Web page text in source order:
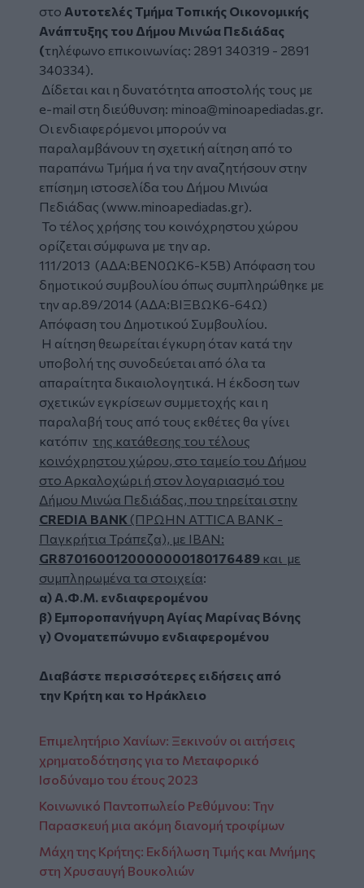
στο Αυτοτελές Τμήμα Τοπικής Οικονομικής
Ανάπτυξης του Δήμου Μινώα Πεδιάδας
(τηλέφωνο επικοινωνίας: 2891 340319 - 2891
340334).
Δίδεται και η δυνατότητα αποστολής τους με
e-mail στη διεύθυνση: minoa@minoapediadas.gr.
Οι ενδιαφερόμενοι μπορούν να
παραλαμβάνουν τη σχετική αίτηση από το
παραπάνω Τμήμα ή να την αναζητήσουν στην
επίσημη ιστοσελίδα του Δήμου Μινώα
Πεδιάδας (www.minoapediadas.gr).
Το τέλος χρήσης του κοινόχρηστου χώρου
ορίζεται σύμφωνα με την αρ.
111/2013 (ΑΔΑ:ΒΕΝ0ΩΚ6-Κ5Β) Απόφαση του
δημοτικού συμβουλίου όπως συμπληρώθηκε με
την αρ.89/2014 (ΑΔΑ:ΒΙΞΒΩΚ6-64Ω)
Απόφαση του Δημοτικού Συμβουλίου.
Η αίτηση θεωρείται έγκυρη όταν κατά την
υποβολή της συνοδεύεται από όλα τα
απαραίτητα δικαιολογητικά. Η έκδοση των
σχετικών εγκρίσεων συμμετοχής και η
παραλαβή τους από τους εκθέτες θα γίνει
κατόπιν της κατάθεσης του τέλους
κοινόχρηστου χώρου, στο ταμείο του Δήμου
στο Αρκαλοχώρι ή στον λογαριασμό του
Δήμου Μινώα Πεδιάδας, που τηρείται στην
CREDIA BANK (ΠΡΩΗΝ ATTICA BANK -
Παγκρήτια Τράπεζα), με IBAN:
GR8701600120000000180176489 και με
συμπληρωμένα τα στοιχεία:
α) Α.Φ.Μ. ενδιαφερομένου
β) Εμποροπανήγυρη Αγίας Μαρίνας Βόνης
γ) Ονοματεπώνυμο ενδιαφερομένου
Διαβάστε περισσότερες ειδήσεις από
την Κρήτη και το Ηράκλειο
Επιμελητήριο Χανίων: Ξεκινούν οι αιτήσεις
χρηματοδότησης για το Μεταφορικό
Ισοδύναμο του έτους 2023
Κοινωνικό Παντοπωλείο Ρεθύμνου: Την
Παρασκευή μια ακόμη διανομή τροφίμων
Μάχη της Κρήτης: Εκδήλωση Τιμής και Μνήμης
στη Χρυσαυγή Βουκολιών